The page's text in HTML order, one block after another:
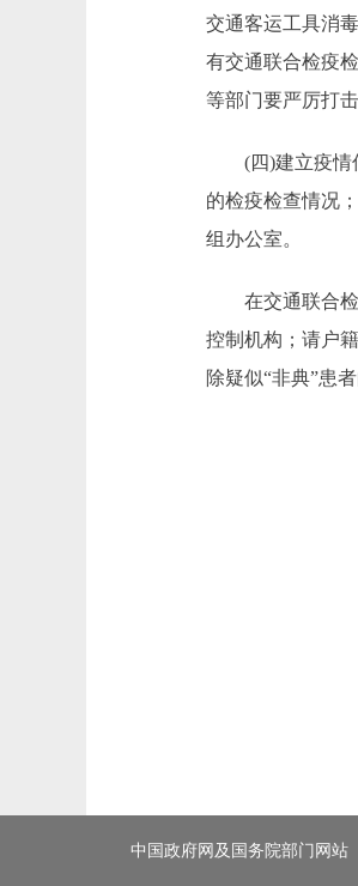
交通客运工具消
有交通联合检疫
等部门要严厉打
(四)建立疫情信
的检疫检查情况
组办公室。
在交通联合检
控制机构；请户
除疑似“非典”患
中国政府网及国务院部门网站